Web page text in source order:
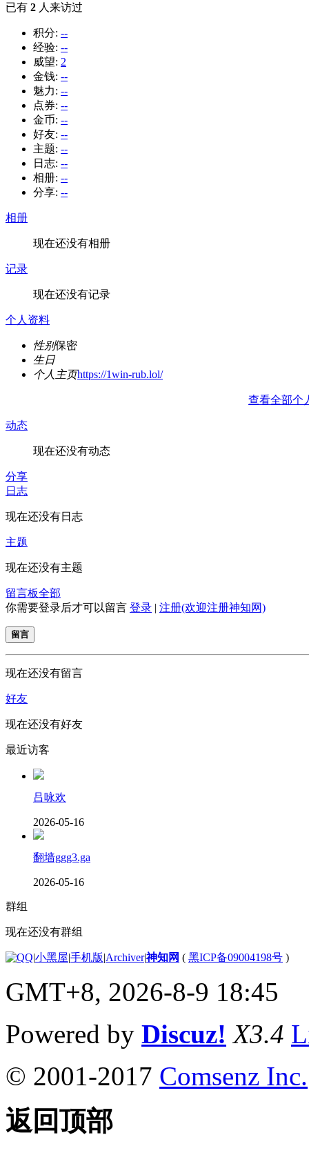
已有 2 人来访过
积分: --
经验: --
威望: 2
金钱: --
魅力: --
点券: --
金币: --
好友: --
主题: --
日志: --
相册: --
分享: --
相册
现在还没有相册
记录
现在还没有记录
个人资料
性别保密
生日
个人主页https://1win-rub.lol/
查看全部个
动态
现在还没有动态
分享
日志
现在还没有日志
主题
现在还没有主题
留言板全部
你需要登录后才可以留言 登录 | 注册(欢迎注册神知网)
留言
现在还没有留言
好友
现在还没有好友
最近访客
吕咏欢
2026-05-16
翻墙ggg3.ga
2026-05-16
群组
现在还没有群组
|小黑屋|手机版|Archiver|神知网 ( 黑ICP备09004198号 )
GMT+8, 2026-8-9 18:45
Powered by Discuz! X3.4
© 2001-2017 Comsenz Inc.
返回顶部